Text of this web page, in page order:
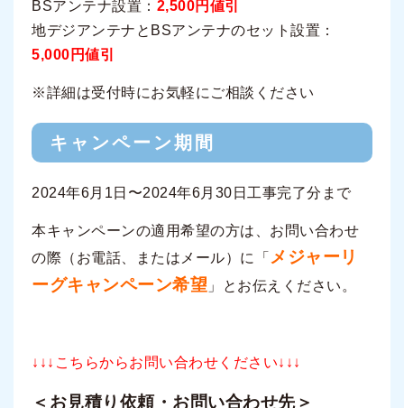
BSアンテナ設置： 2,500円値引
地デジアンテナとBSアンテナのセット設置：
5,000円値引
※詳細は受付時にお気軽にご相談ください
キャンペーン期間
2024年6月1日〜2024年6月30日工事完了分まで
本キャンペーンの適用希望の方は、お問い合わせ
の際（お電話、またはメール）に「 メジャーリ
ーグキャンペーン希望 」とお伝えください。
↓↓↓こちらからお問い合わせください↓↓↓
＜お見積り依頼・お問い合わせ先＞